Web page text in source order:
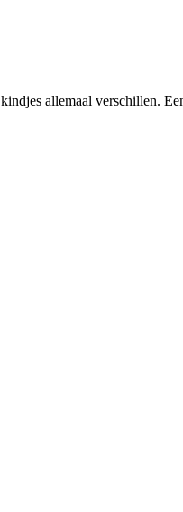
allemaal verschillen.